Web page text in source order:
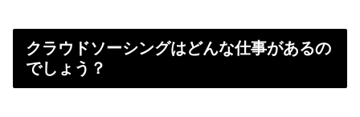
クラウドソーシングはどんな仕事があるの
でしょう？